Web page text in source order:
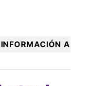
INFORMACIÓN